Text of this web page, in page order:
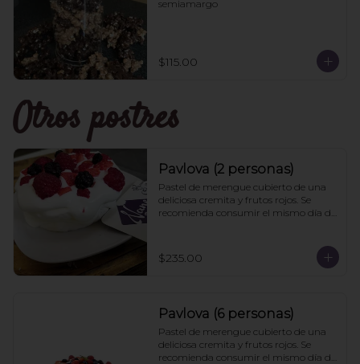
semiamargo
$115.00
Otros postres
Pavlova (2 personas)
Pastel de merengue cubierto de una
deliciosa cremita y frutos rojos. Se
recomienda consumir el mismo día de
$235.00
Pavlova (6 personas)
Pastel de merengue cubierto de una
deliciosa cremita y frutos rojos. Se
recomienda consumir el mismo día de